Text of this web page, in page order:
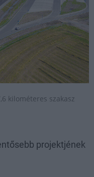
kilométeres szakasz
projektjének